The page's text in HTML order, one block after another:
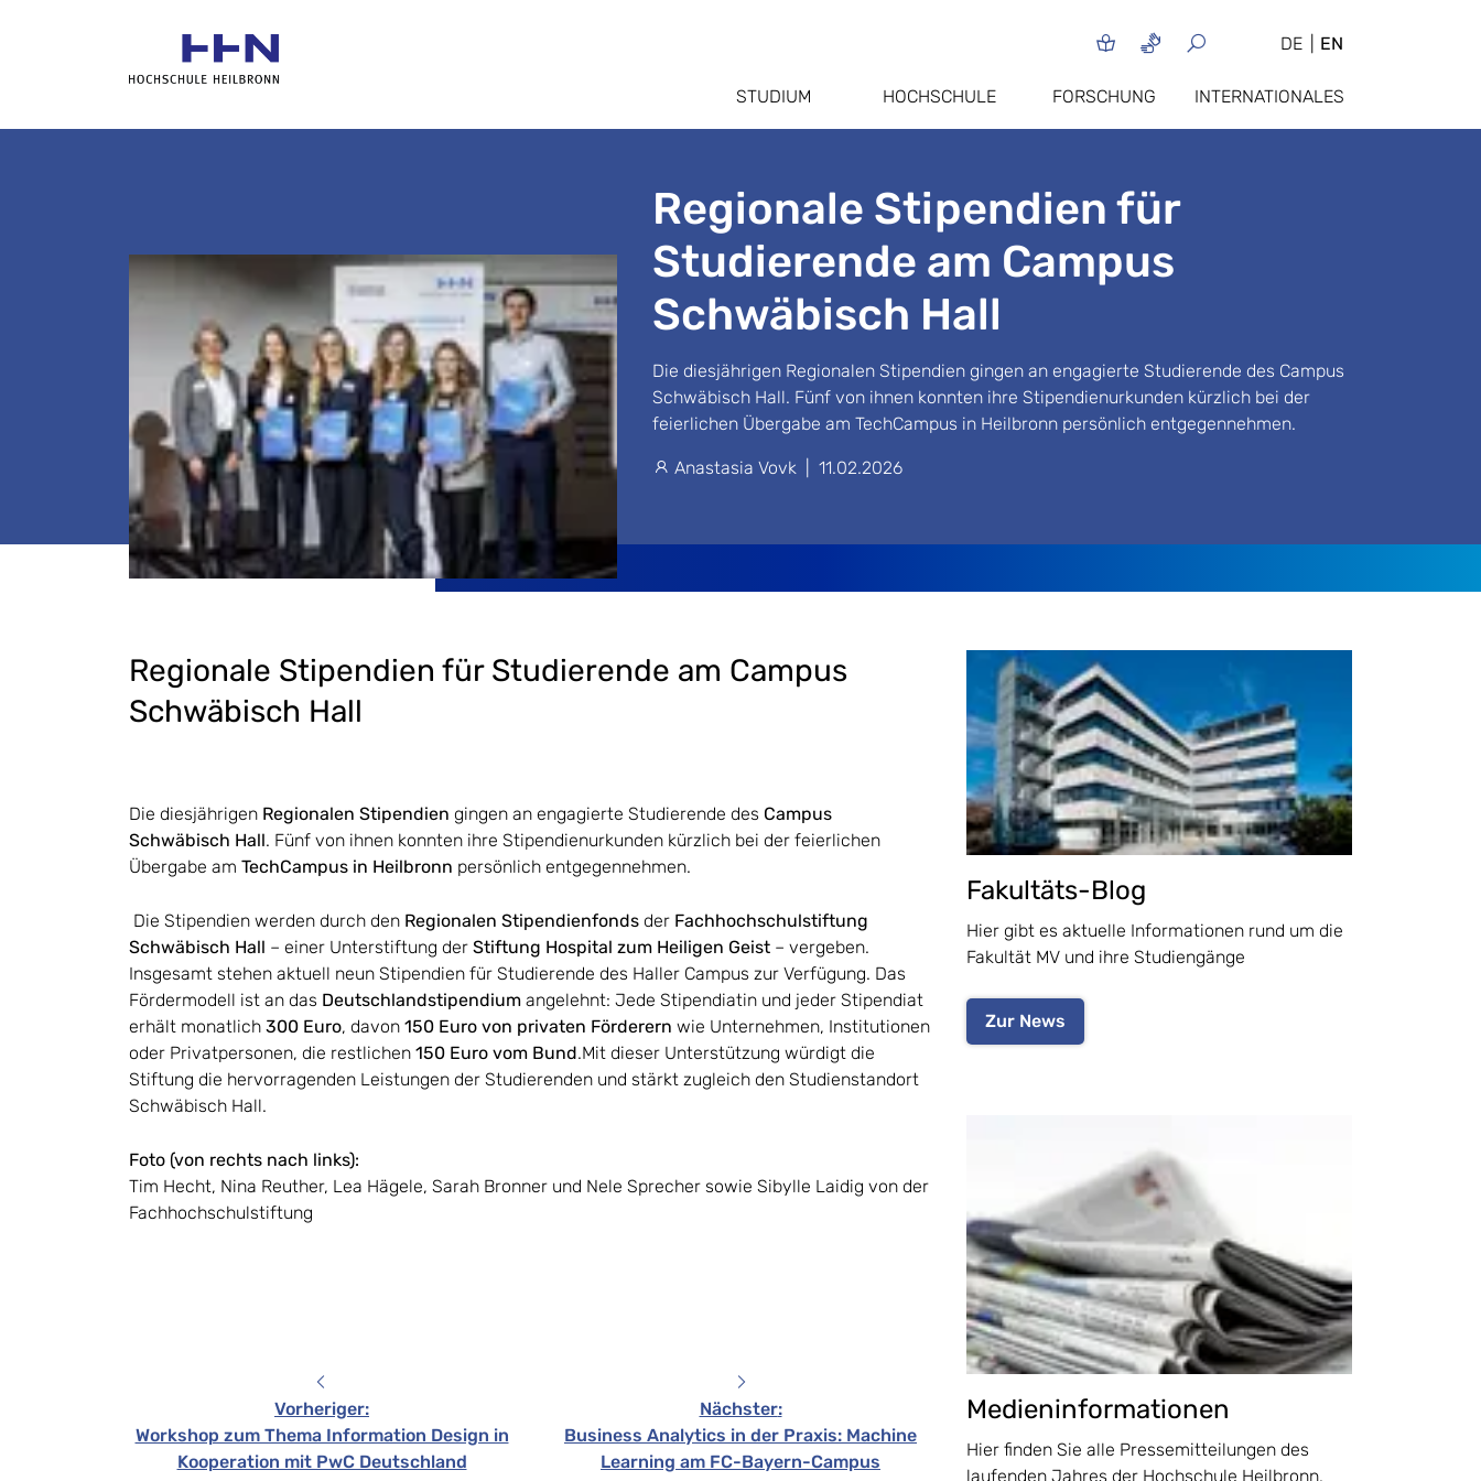
DE EN
STUDIUM HOCHSCHULE FORSCHUNG INTERNATIONALES
Regionale Stipendien für
Studierende am Campus
Schwäbisch Hall
Die diesjährigen Regionalen Stipendien gingen an engagierte Studierende des Campus
Schwäbisch Hall. Fünf von ihnen konnten ihre Stipendienurkunden kürzlich bei der
feierlichen Übergabe am TechCampus in Heilbronn persönlich entgegennehmen.
Anastasia Vovk 11.02.2026
Regionale Stipendien für Studierende am Campus
Schwäbisch Hall
Die diesjährigen Regionalen Stipendien gingen an engagierte Studierende des Campus
Schwäbisch Hall. Fünf von ihnen konnten ihre Stipendienurkunden kürzlich bei der feierlichen
Übergabe am TechCampus in Heilbronn persönlich entgegennehmen.
Die Stipendien werden durch den Regionalen Stipendienfonds der Fachhochschulstiftung
Schwäbisch Hall – einer Unterstiftung der Stiftung Hospital zum Heiligen Geist – vergeben.
Insgesamt stehen aktuell neun Stipendien für Studierende des Haller Campus zur Verfügung. Das
Fördermodell ist an das Deutschlandstipendium angelehnt: Jede Stipendiatin und jeder Stipendiat
erhält monatlich 300 Euro, davon 150 Euro von privaten Förderern wie Unternehmen, Institutionen
oder Privatpersonen, die restlichen 150 Euro vom Bund.Mit dieser Unterstützung würdigt die
Stiftung die hervorragenden Leistungen der Studierenden und stärkt zugleich den Studienstandort
Schwäbisch Hall.
Foto (von rechts nach links):
Tim Hecht, Nina Reuther, Lea Hägele, Sarah Bronner und Nele Sprecher sowie Sibylle Laidig von der
Fachhochschulstiftung
Vorheriger:
Workshop zum Thema Information Design in
Kooperation mit PwC Deutschland
Nächster:
Business Analytics in der Praxis: Machine
Learning am FC-Bayern-Campus
Fakultäts-Blog
Hier gibt es aktuelle Informationen rund um die
Fakultät MV und ihre Studiengänge
Zur News
Medieninformationen
Hier finden Sie alle Pressemitteilungen des
laufenden Jahres der Hochschule Heilbronn.